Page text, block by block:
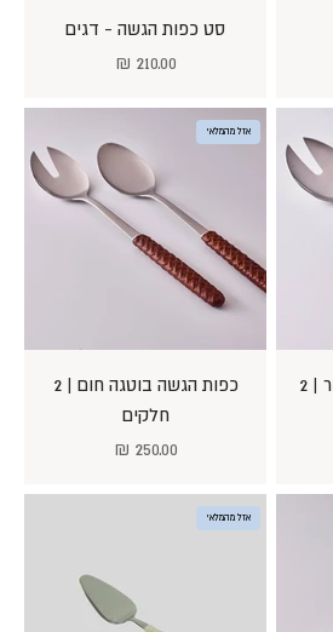
סט כפות הגשה - דגים
מחיר מבצע
210.00 ₪
כפות הגשה בוטגה שחור | 2
אזל מהמלאי
כפות הגשה בוטגה חום | 2
חלקים
מחיר מבצע
250.00 ₪
אזל מהמלאי